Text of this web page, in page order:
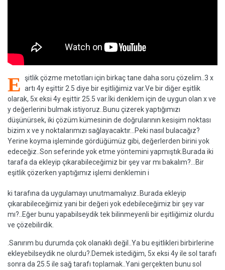
E şitlik çözme metotları için birkaç tane daha soru çözelim..3 x
artı 4y eşittir 2.5 diye bir eşitliğimiz var.Ve bir diğer eşitlik
olarak, 5x eksi 4y eşittir 25.5 var.İki denklem için de uygun olan x ve
y değerlerini bulmak istiyoruz..Bunu çizerek yaptığımızı
düşünürsek, iki çözüm kümesinin de doğrularının kesişim noktası
bizim x ve y noktalarımızı sağlayacaktır...Peki nasıl bulacağız?
Yerine koyma işleminde gördüğümüz gibi, değerlerden birini yok
edeceğiz..Son seferinde yok etme yöntemini yapmıştık.Burada iki
tarafa da ekleyip çıkarabileceğimiz bir şey var mı bakalım?...Bir
eşitlik çözerken yaptığımız işlemi denklemin i
ki tarafına da uygulamayı unutmamalıyız..Burada ekleyip
çıkarabileceğimiz yani bir değeri yok edebileceğimiz bir şey var
mı?..Eğer bunu yapabilseydik tek bilinmeyenli bir eşitliğimiz olurdu
ve çözebilirdik.
.Sanırım bu durumda çok olanaklı değil..Ya bu eşitlikleri birbirlerine
ekleyebilseydik ne olurdu?.Demek istediğim, 5x eksi 4y ile sol tarafı
sonra da 25.5 ile sağ tarafı toplamak..Yani gerçekten bunu sol